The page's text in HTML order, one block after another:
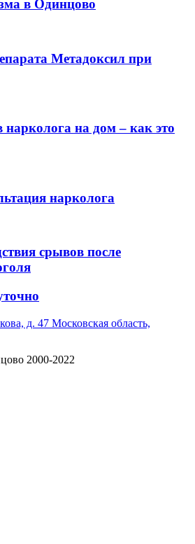
в Одинцово
Метадоксил при
на дом – как это
нарколога
срывов после
д. 47 Московская область,
2000-2022